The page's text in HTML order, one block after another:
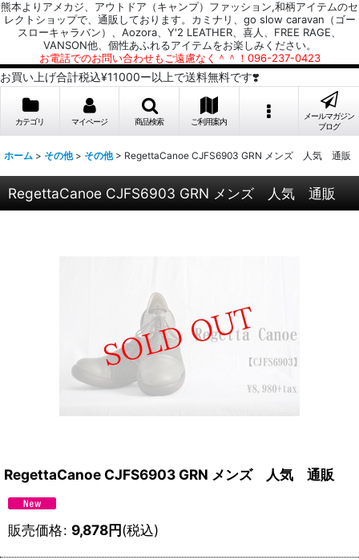
熊本よりアメカジ、アウトドア（キャンプ）ファッション,和柄アイテムのセ
レクトショップで、通販しております。カミナリ、go slow caravan（ゴー
スローキャラバン）、Aozora、Y'2 LEATHER、喜人、FREE RAGE、
VANSON他、個性あふれるアイテムをお楽しみください。
お電話でのお問い合わせもご遠慮なく＾＾！096-237-0423
お買い上げ合計税込¥11000ー以上で送料無料です❣️
カテゴリ マイページ 商品検索 ご利用案内
メールマガジン
ブログ
ホーム > その他 > その他 > RegettaCanoe CJFS6903 GRN メンズ 人気 通販
RegettaCanoe CJFS6903 GRN メンズ 人気 通販
RegettaCanoe CJFS6903 GRN メンズ 人気 通販
販売価格: 9,878円(税込)